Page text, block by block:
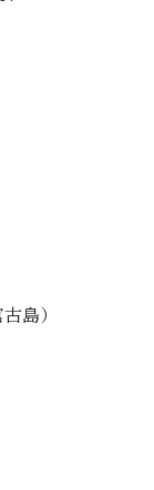
島）